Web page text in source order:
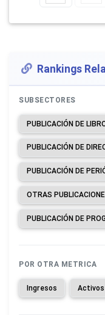
Rankings
SUBSECTORES
OTRAS
POR OTRA METRICA
Ingresos